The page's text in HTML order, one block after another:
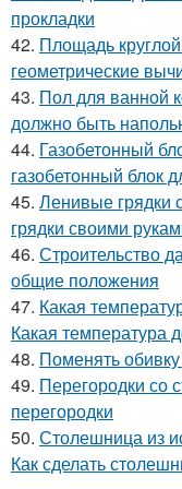
прокладки
42. Площадь
геометрические
43. Пол для ванной
должно быть
44. Газобетонный
газобетонный блок
45. Ленивые грядки
грядки своими
46. Строительство
общие положения
47. Какая
Какая температура
48. Поменять
49. Перегородки со
перегородки
50. Столешница из
Как сделать